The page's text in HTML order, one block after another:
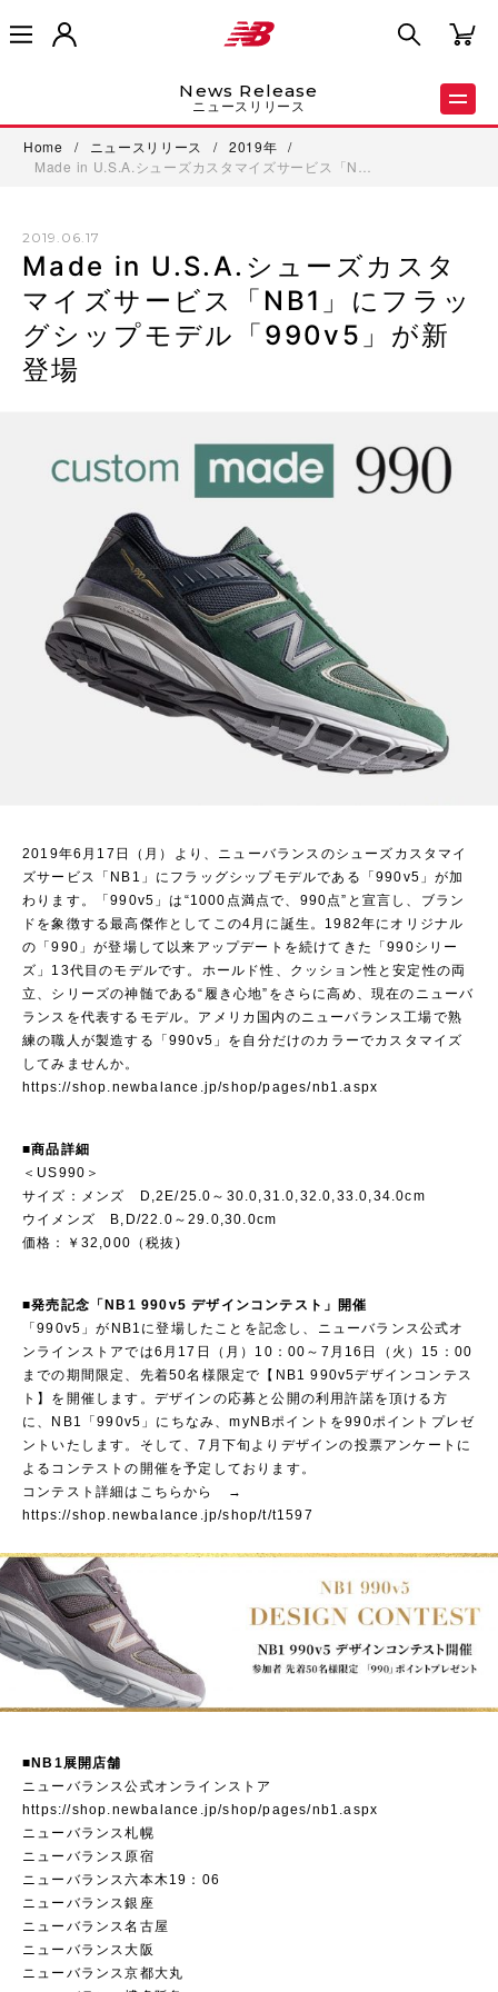
News Release
ニュースリリース
Home / ニュースリリース / 2019年
/
Made in U.S.A.シューズカスタマイズサービス「N…
2019.06.17
Made in U.S.A.シューズカスタ
マイズサービス「NB1」にフラッ
グシップモデル「990v5」が新
登場
2019年6月17日（月）より、ニューバランスのシューズカスタマイ
ズサービス「NB1」にフラッグシップモデルである「990v5」が加
わります。「990v5」は“1000点満点で、990点”と宣言し、ブラン
ドを象徴する最高傑作としてこの4月に誕生。1982年にオリジナル
の「990」が登場して以来アップデートを続けてきた「990シリー
ズ」13代目のモデルです。ホールド性、クッション性と安定性の両
立、シリーズの神髄である“履き心地”をさらに高め、現在のニューバ
ランスを代表するモデル。アメリカ国内のニューバランス工場で熟
練の職人が製造する「990v5」を自分だけのカラーでカスタマイズ
してみませんか。
https://shop.newbalance.jp/shop/pages/nb1.aspx
■商品詳細
＜US990＞
サイズ：メンズ D,2E/25.0～30.0,31.0,32.0,33.0,34.0cm
ウイメンズ B,D/22.0～29.0,30.0cm
価格：￥32,000（税抜)
■発売記念「NB1 990v5 デザインコンテスト」開催
「990v5」がNB1に登場したことを記念し、ニューバランス公式オ
ンラインストアでは6月17日（月）10：00～7月16日（火）15：00
までの期間限定、先着50名様限定で【NB1 990v5デザインコンテス
ト】を開催します。デザインの応募と公開の利用許諾を頂ける方
に、NB1「990v5」にちなみ、myNBポイントを990ポイントプレゼ
ントいたします。そして、7月下旬よりデザインの投票アンケートに
よるコンテストの開催を予定しております。
コンテスト詳細はこちらから →
https://shop.newbalance.jp/shop/t/t1597
■NB1展開店舗
ニューバランス公式オンラインストア
https://shop.newbalance.jp/shop/pages/nb1.aspx
ニューバランス札幌
ニューバランス原宿
ニューバランス六本木19：06
ニューバランス銀座
ニューバランス名古屋
ニューバランス大阪
ニューバランス京都大丸